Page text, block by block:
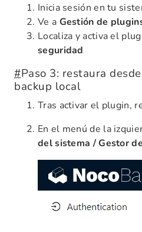
Inicia sesión en tu
Ve a Gestión de
Localiza y activa el
seguridad
#Paso 3: restaura
backup local
Tras activar el plugin,
En el menú de la
del sistema / Gestor